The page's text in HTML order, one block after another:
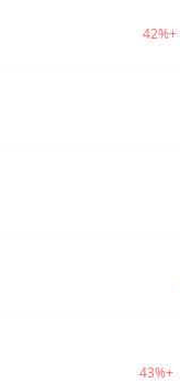
+
42%
+
43%